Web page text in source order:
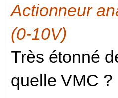
Actionneur
(0-10V)
Très étonné
quelle VMC ?